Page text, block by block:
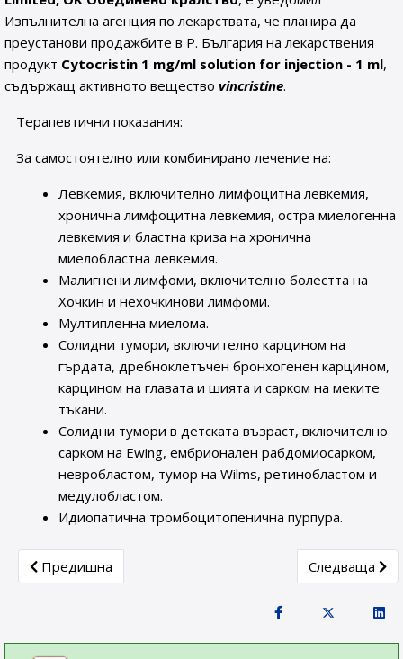
Изпълнителна агенция по лекарствата, че планира да
преустанови продажбите в Р. България на лекарствения
продукт Cytocristin 1 mg/ml solution for injection - 1 ml,
съдържащ активното вещество vincristine.
Терапевтични показания:
За самостоятелно или комбинирано лечение на:
Левкемия, включително лимфоцитна левкемия,
хронична лимфоцитна левкемия, остра миелогенна
левкемия и бластна криза на хронична
миелобластна левкемия.
Малигнени лимфоми, включително болестта на
Хочкин и нехочкинови лимфоми.
Мултипленна миелома.
Солидни тумори, включително карцином на
гърдата, дребноклетъчен бронхогенен карцином,
карцином на главата и шията и сарком на меките
тъкани.
Солидни тумори в детската възраст, включително
сарком на Ewing, ембрионален рабдомиосарком,
невробластом, тумор на Wilms, ретинобластом и
медулобластом.
Идиопатична тромбоцитопенична пурпура.
Previous article: Постоянно преустановяване на
Предишна Next article:
Следваща